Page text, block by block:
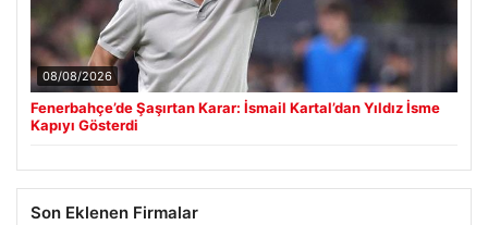
08/08/2026
Fenerbahçe’de Şaşırtan Karar: İsmail Kartal’dan Yıldız İsme
Kapıyı Gösterdi
Son Eklenen Firmalar